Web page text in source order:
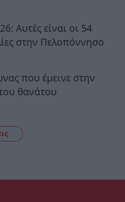
Αυτές είναι οι 54
στην Πελοπόννησο
που έμεινε στην
θανάτου